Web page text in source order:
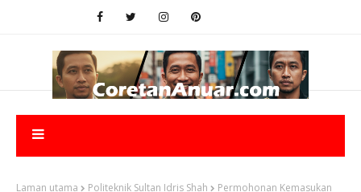
Laman utama Politeknik Sultan Idris Shah
Permohonan Kemasukan